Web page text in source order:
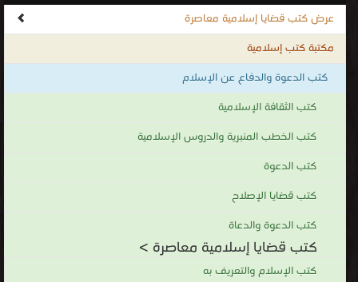
عرض كتب قضايا إسلامية معاصرة
مكتبة كتب إسلامية
كتب الدعوة والدفاع عن الإسلام
كتب الثقافة الإسلامية
كتب الخطب المنبرية والدروس الإسلامية
كتب الدعوة
كتب قضايا الإصلاح
كتب الدعوة والدعاة
كتب قضايا إسلامية معاصرة >
كتب الإسلام والتعريف به